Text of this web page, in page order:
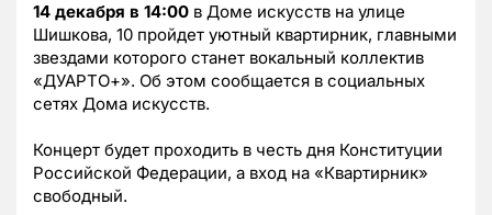
14 декабря в 14:00 в Доме искусств на улице
Шишкова, 10 пройдет уютный квартирник, главными
звездами которого станет вокальный коллектив
«ДУАРТО+». Об этом сообщается в социальных
сетях Дома искусств.
Концерт будет проходить в честь дня Конституции
Российской Федерации, а вход на «Квартирник»
свободный.